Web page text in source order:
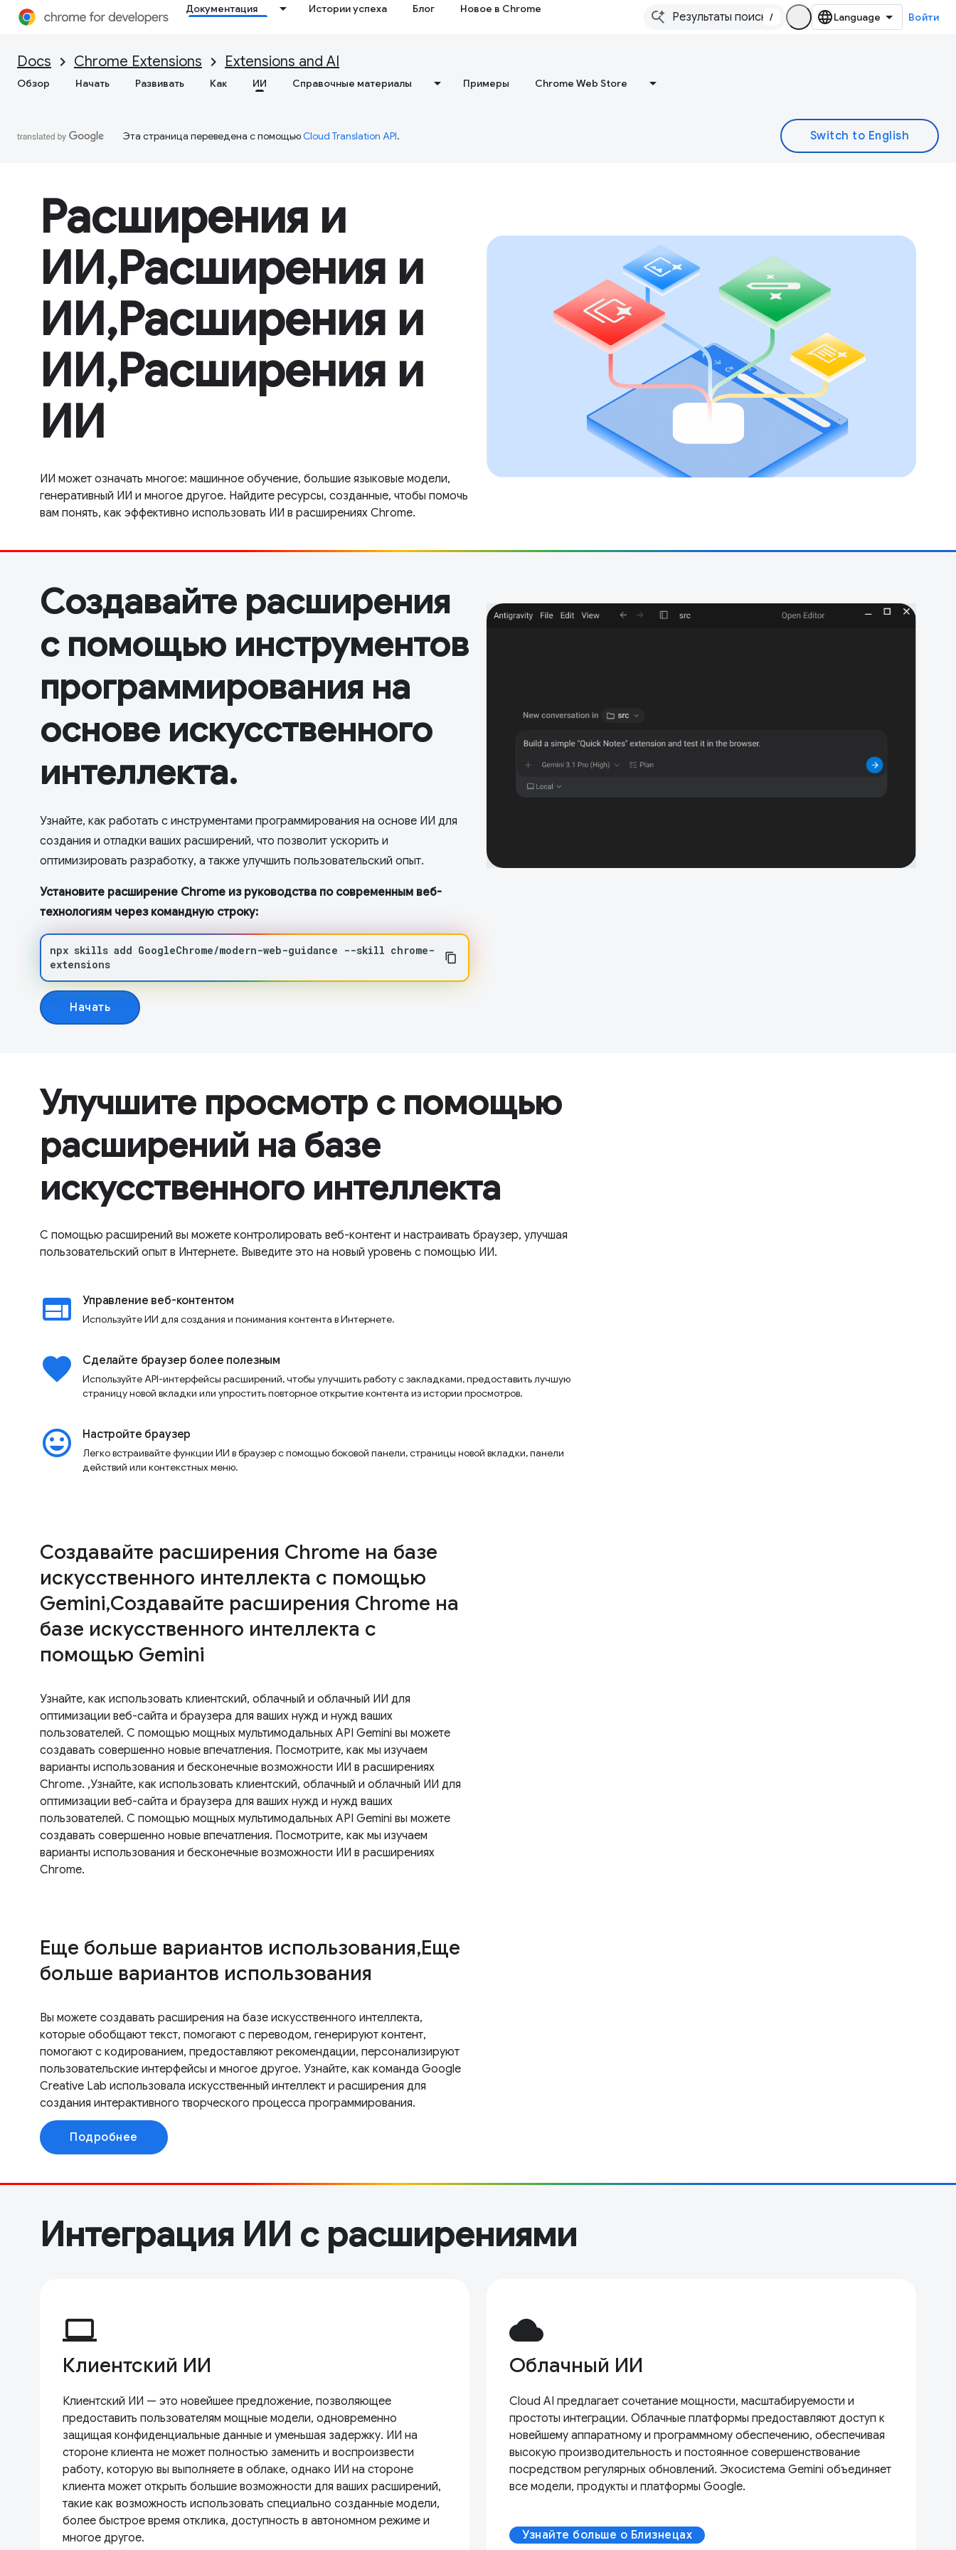
Документация Истории успеха Блог Новое в Chrome
/ Войти
Docs Chrome Extensions Extensions and AI
Обзор Начать Развивать Как ИИ Справочные материалы Примеры Chrome Web Store
Эта страница переведена с помощьюCloud Translation API.
Расширения и
ИИ,Расширения и
ИИ,Расширения и
ИИ,Расширения и
ИИ
ИИ может означать многое: машинное обучение, большие языковые модели,
генеративный ИИ и многое другое. Найдите ресурсы, созданные, чтобы помочь
вам понять, как эффективно использовать ИИ в расширениях Chrome.
Создавайте расширения
с помощью инструментов
программирования на
основе искусственного
интеллекта.
Узнайте, как работать с инструментами программирования на основе ИИ для
создания и отладки ваших расширений, что позволит ускорить и
оптимизировать разработку, а также улучшить пользовательский опыт.
Установите расширение Chrome из руководства по современным веб-
технологиям через командную строку:
npx skills add GoogleChrome/modern-web-guidance --skill chrome-
extensions
Начать
Улучшите просмотр с помощью
расширений на базе
искусственного интеллекта
С помощью расширений вы можете контролировать веб-контент и настраивать браузер, улучшая
пользовательский опыт в Интернете. Выведите это на новый уровень с помощью ИИ.
web Управление веб-контентом
Используйте ИИ для создания и понимания контента в Интернете.
favorite Сделайте браузер более полезным
Используйте API-интерфейсы расширений, чтобы улучшить работу с закладками, предоставить лучшую
страницу новой вкладки или упростить повторное открытие контента из истории просмотров.
insert_emoticon Настройте браузер
Легко встраивайте функции ИИ в браузер с помощью боковой панели, страницы новой вкладки, панели
действий или контекстных меню.
Создавайте расширения Chrome на базе
искусственного интеллекта с помощью
Gemini,Создавайте расширения Chrome на
базе искусственного интеллекта с
помощью Gemini
Узнайте, как использовать клиентский, облачный и облачный ИИ для
оптимизации веб-сайта и браузера для ваших нужд и нужд ваших
пользователей. С помощью мощных мультимодальных API Gemini вы можете
создавать совершенно новые впечатления. Посмотрите, как мы изучаем
варианты использования и бесконечные возможности ИИ в расширениях
Chrome. ,Узнайте, как использовать клиентский, облачный и облачный ИИ для
оптимизации веб-сайта и браузера для ваших нужд и нужд ваших
пользователей. С помощью мощных мультимодальных API Gemini вы можете
создавать совершенно новые впечатления. Посмотрите, как мы изучаем
варианты использования и бесконечные возможности ИИ в расширениях
Chrome.
Еще больше вариантов использования,Еще
больше вариантов использования
Вы можете создавать расширения на базе искусственного интеллекта,
которые обобщают текст, помогают с переводом, генерируют контент,
помогают с кодированием, предоставляют рекомендации, персонализируют
пользовательские интерфейсы и многое другое. Узнайте, как команда Google
Creative Lab использовала искусственный интеллект и расширения для
создания интерактивного творческого процесса программирования.
Подробнее
Интеграция ИИ с расширениями
computer
Клиентский ИИ
Клиентский ИИ — это новейшее предложение, позволяющее
предоставить пользователям мощные модели, одновременно
защищая конфиденциальные данные и уменьшая задержку. ИИ на
стороне клиента не может полностью заменить и воспроизвести
работу, которую вы выполняете в облаке, однако ИИ на стороне
клиента может открыть большие возможности для ваших расширений,
такие как возможность использовать специально созданные модели,
более быстрое время отклика, доступность в автономном режиме и
многое другое.
cloud
Облачный ИИ
Cloud AI предлагает сочетание мощности, масштабируемости и
простоты интеграции. Облачные платформы предоставляют доступ к
новейшему аппаратному и программному обеспечению, обеспечивая
высокую производительность и постоянное совершенствование
посредством регулярных обновлений. Экосистема Gemini объединяет
все модели, продукты и платформы Google.
Узнайте больше о Близнецах